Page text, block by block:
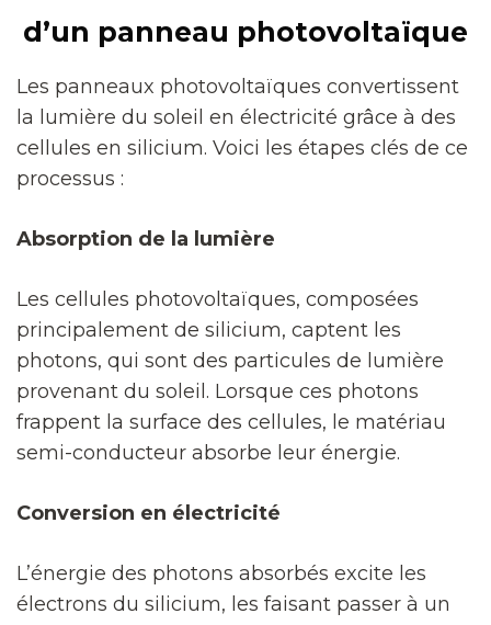
d’un panneau photovoltaïque
Les panneaux photovoltaïques convertissent
la lumière du soleil en électricité grâce à des
cellules en silicium. Voici les étapes clés de ce
processus :
Absorption de la lumière
Les cellules photovoltaïques, composées
principalement de silicium, captent les
photons, qui sont des particules de lumière
provenant du soleil. Lorsque ces photons
frappent la surface des cellules, le matériau
semi-conducteur absorbe leur énergie.
Conversion en électricité
L’énergie des photons absorbés excite les
électrons du silicium, les faisant passer à un